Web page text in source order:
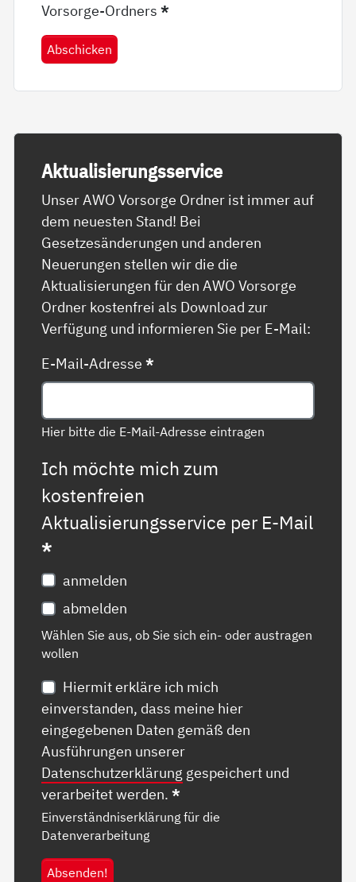
Vorsorge-Ordners*
Abschicken
Ak­tua­li­sie­rungs­ser­vice
Unser AWO Vorsorge Ordner ist immer auf
dem neuesten Stand! Bei
Gesetzesänderungen und anderen
Neuerungen stellen wir die die
Aktualisierungen für den AWO Vorsorge
Ordner kostenfrei als Download zur
Verfügung und informieren Sie per E-Mail:
E-Mail-Adresse*
Hier bitte die E-Mail-Adresse eintragen
Ich möchte mich zum
kostenfreien
Aktualisierungsservice per E-Mail
*
anmelden
abmelden
Wählen Sie aus, ob Sie sich ein- oder austragen
wollen
Hiermit erkläre ich mich
einverstanden, dass meine hier
eingegebenen Daten gemäß den
Ausführungen unserer
Datenschutzerklärung gespeichert und
verarbeitet werden.*
Einverständniserklärung für die
Datenverarbeitung
Absenden!